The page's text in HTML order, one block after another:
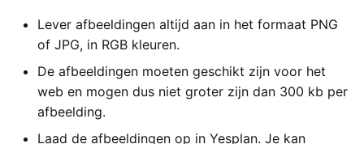
Lever afbeeldingen altijd aan in het formaat PNG
of JPG, in RGB kleuren.
De afbeeldingen moeten geschikt zijn voor het
web en mogen dus niet groter zijn dan 300 kb per
afbeelding.
Laad de afbeeldingen op in Yesplan. Je kan